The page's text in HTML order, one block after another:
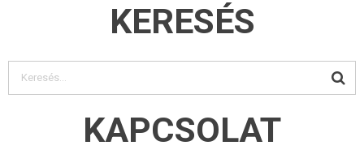
KERESÉS
KAPCSOLAT